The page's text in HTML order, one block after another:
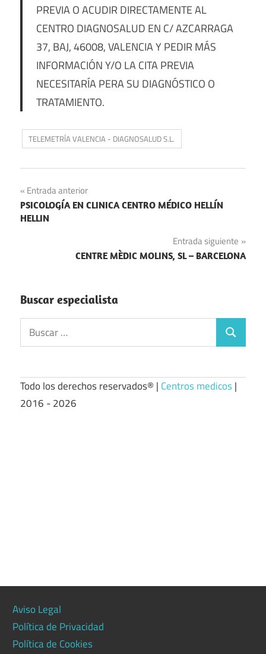
PREVIA O ACUDIR DIRECTAMENTE AL
CENTRO DIAGNOSALUD EN C/ AZCARRAGA
37, BAJ, 46008, VALENCIA Y PEDIR MÁS
INFORMACIÓN Y/O LA CITA PREVIA
NECESITARÍA PERA SU DIAGNÓSTICO O
TRATAMIENTO.
TELEMETRÍA VALENCIA - DIAGNOSALUD S.L.
Navegación
de
Entrada anterior
PSICOLOGÍA EN CLINICA CENTRO MÉDICO HELLÍN
HELLIN
Entrada siguiente
CENTRE MÈDIC MOLINS, SL – BARCELONA
Buscar especialista
Buscar:
Buscar
Todo los derechos reservados® | Centros medicos|
2016 - 2026
Aviso Legal
Política de Privacidad
Política de Cookies